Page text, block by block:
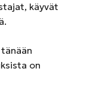
käyvät
on